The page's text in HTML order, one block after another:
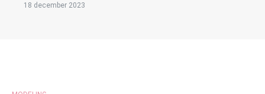
18 december 2023